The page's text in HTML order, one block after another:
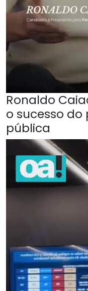
Ronaldo
o sucesso
pública